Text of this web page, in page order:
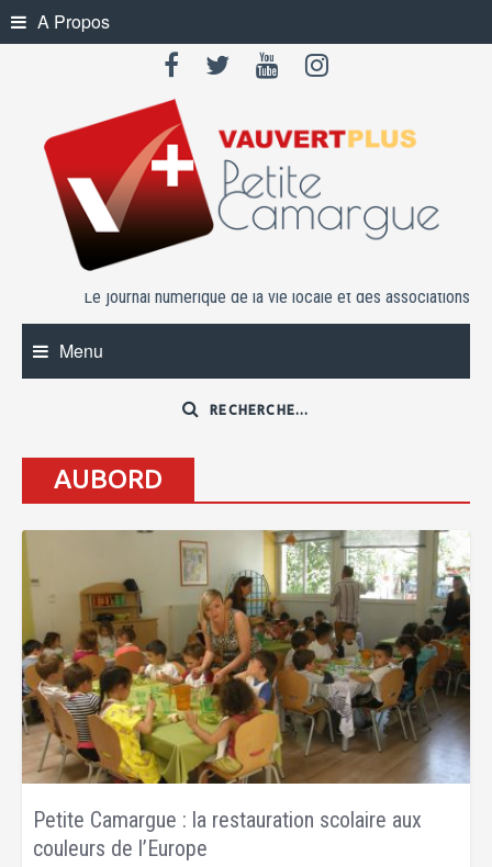
Skip
to
A Propos
Le journal numérique de la vie locale et des associations
Menu
AUBORD
Petite Camargue : la restauration scolaire aux
couleurs de l’Europe